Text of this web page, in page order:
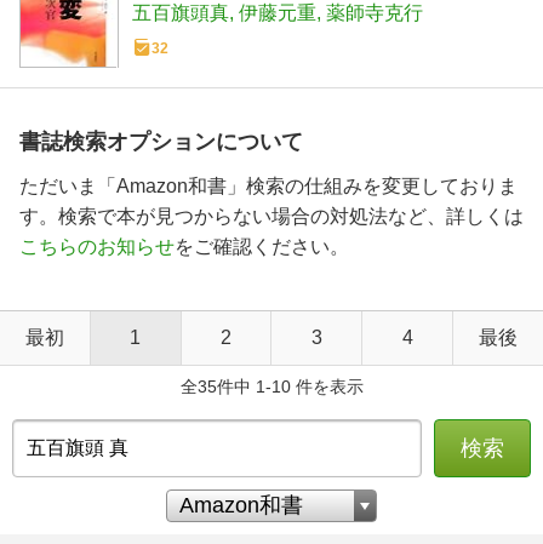
五百旗頭真 伊藤元重 薬師寺克行
32
書誌検索オプションについて
ただいま「Amazon和書」検索の仕組みを変更しておりま
す。検索で本が見つからない場合の対処法など、詳しくは
こちらのお知らせをご確認ください。
最初 1 2 3 4 最後
全35件中 1-10 件を表示
検索